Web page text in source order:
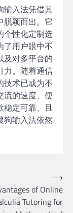
输入法凭借其
脱颖而出。它
个性化定制选
了用户眼中不
及对多平台的
力。随着通信
技术已成为不
流的速度、便
稳定可靠、且
狗输入法依然
of Online
Tutoring for
⟶